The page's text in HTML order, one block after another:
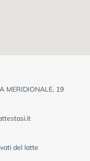
MERIDIONALE, 19
del latte